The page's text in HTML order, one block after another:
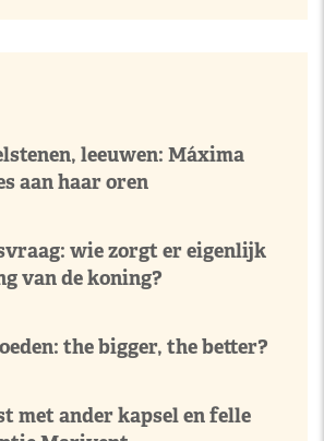
leeuwen: Máxima
aan haar oren
wie zorgt er eigenlijk
van de koning?
the bigger, the better?
met ander kapsel en felle